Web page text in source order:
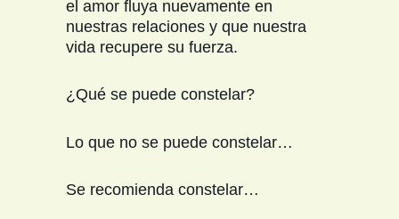
el amor fluya nuevamente en
nuestras relaciones y que nuestra
vida recupere su fuerza.
¿Qué se puede constelar?
Lo que no se puede constelar…
Se recomienda constelar…